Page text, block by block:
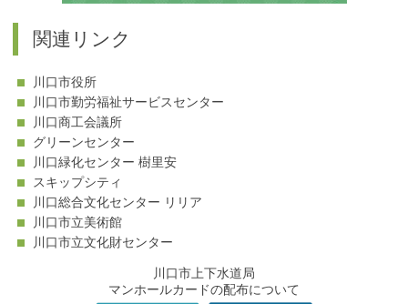
関連リンク
川口市役所
川口市勤労福祉サービスセンター
川口商工会議所
グリーンセンター
川口緑化センター 樹里安
スキップシティ
川口総合文化センター リリア
川口市立美術館
川口市立文化財センター
川口市上下水道局
マンホールカードの配布について